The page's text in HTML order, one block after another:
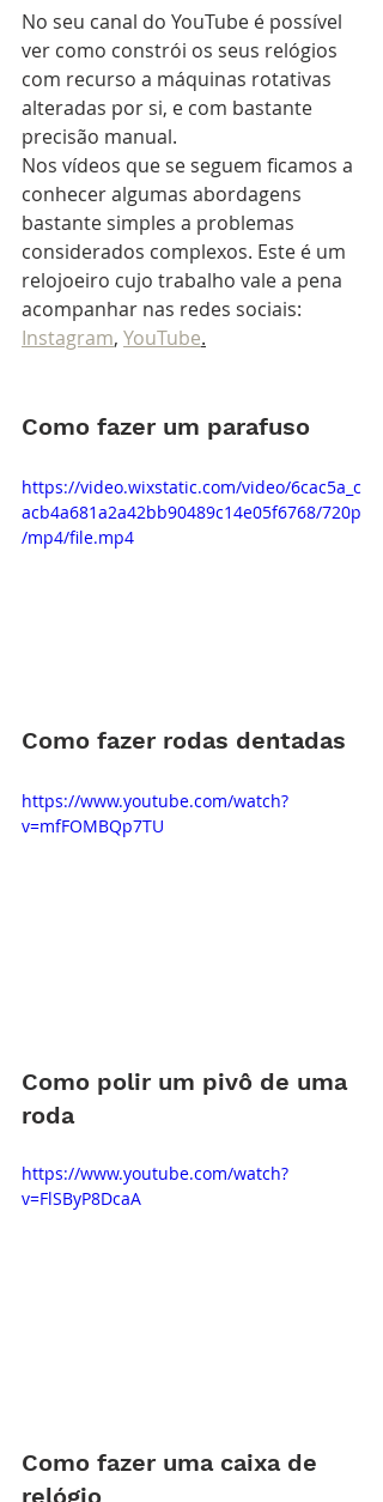
No seu canal do YouTube é possível
ver como constrói os seus relógios
com recurso a máquinas rotativas
alteradas por si, e com bastante
precisão manual.
Nos vídeos que se seguem ficamos a
conhecer algumas abordagens
bastante simples a problemas
considerados complexos. Este é um
relojoeiro cujo trabalho vale a pena
acompanhar nas redes sociais:
Instagram, YouTube.
Como fazer um parafuso
https://video.wixstatic.com/video/6cac5a_c
acb4a681a2a42bb90489c14e05f6768/720p
/mp4/file.mp4
Como fazer rodas dentadas
https://www.youtube.com/watch?
v=mfFOMBQp7TU
Como polir um pivô de uma
roda
https://www.youtube.com/watch?
v=FlSByP8DcaA
Como fazer uma caixa de
relógio